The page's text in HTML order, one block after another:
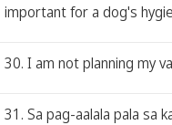
important for a dog's
30. I am not planning my
31. Sa pag-aalala pala sa